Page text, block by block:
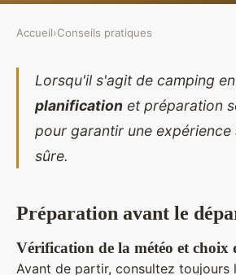
Accueil›Conseils pratiques
Lorsqu'il s'agit de camping
planification et préparation
pour garantir une expérience
sûre.
Préparation avant le
Vérification de la météo et choix
Avant de partir, consultez toujours